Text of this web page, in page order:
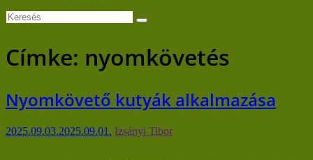
Címke: nyomkövetés
Nyomkövető kutyák alkalmazása
2025.09.03.2025.09.01. Izsányi Tibor